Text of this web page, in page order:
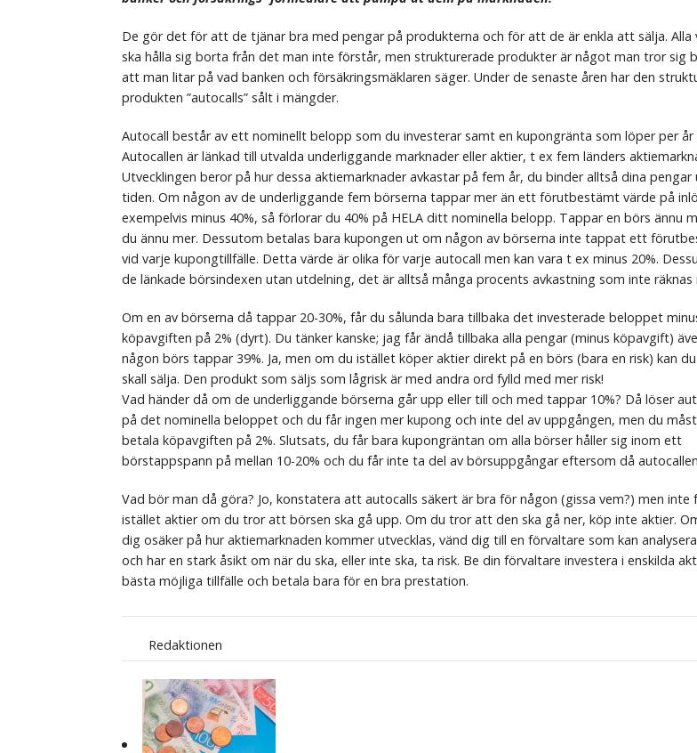
De gör det för att de tjänar bra med pengar på produkterna och för att de är enkla att sälja. Alla
ska hålla sig borta från det man inte förstår, men strukturerade produkter är något man tror sig
att man litar på vad banken och försäkringsmäklaren säger. Under de senaste åren har den
produkten ”autocalls” sålt i mängder.
Autocall består av ett nominellt belopp som du investerar samt en kupongränta som löper per år
Autocallen är länkad till utvalda underliggande marknader eller aktier, t ex fem länders
Utvecklingen beror på hur dessa aktiemarknader avkastar på fem år, du binder alltså dina pengar
tiden. Om någon av de underliggande fem börserna tappar mer än ett förutbestämt värde på
exempelvis minus 40%, så förlorar du 40% på HELA ditt nominella belopp. Tappar en börs ännu
du ännu mer. Dessutom betalas bara kupongen ut om någon av börserna inte tappat ett
vid varje kupongtillfälle. Detta värde är olika för varje autocall men kan vara t ex minus 20%.
de länkade börsindexen utan utdelning, det är alltså många procents avkastning som inte räknas
Om en av börserna då tappar 20-30%, får du sålunda bara tillbaka det investerade beloppet
köpavgiften på 2% (dyrt). Du tänker kanske; jag får ändå tillbaka alla pengar (minus köpavgift)
någon börs tappar 39%. Ja, men om du istället köper aktier direkt på en börs (bara en risk) kan
skall sälja. Den produkt som säljs som lågrisk är med andra ord fylld med mer risk!
Vad händer då om de underliggande börserna går upp eller till och med tappar 10%? Då löser
på det nominella beloppet och du får ingen mer kupong och inte del av uppgången, men du
betala köpavgiften på 2%. Slutsats, du får bara kupongräntan om alla börser håller sig inom ett
börstappspann på mellan 10-20% och du får inte ta del av börsuppgångar eftersom då
Vad bör man då göra? Jo, konstatera att autocalls säkert är bra för någon (gissa vem?) men inte
istället aktier om du tror att börsen ska gå upp. Om du tror att den ska gå ner, köp inte aktier.
dig osäker på hur aktiemarknaden kommer utvecklas, vänd dig till en förvaltare som kan
och har en stark åsikt om när du ska, eller inte ska, ta risk. Be din förvaltare investera i enskilda
bästa möjliga tillfälle och betala bara för en bra prestation.
Redaktionen